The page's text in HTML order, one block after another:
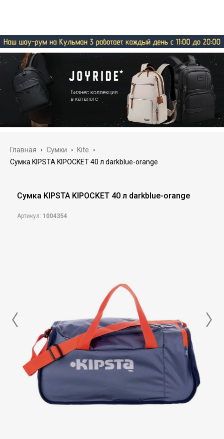
Главная › Сумки › Kite ›
Сумка KIPSTA KIPOCKET 40 л darkblue-orange
Сумка KIPSTA KIPOCKET 40 л darkblue-orange
Артикул: 1004354